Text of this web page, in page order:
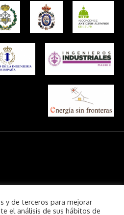
y de terceros para mejorar
el análisis de sus hábitos de